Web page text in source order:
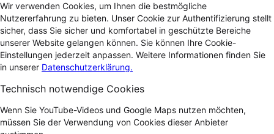
Wir verwenden Cookies, um Ihnen die bestmögliche
Nutzererfahrung zu bieten. Unser Cookie zur Authentifizierung stellt
sicher, dass Sie sicher und komfortabel in geschützte Bereiche
unserer Website gelangen können. Sie können Ihre Cookie-
Einstellungen jederzeit anpassen. Weitere Informationen finden Sie
in unserer Datenschutzerklärung.
Technisch notwendige Cookies
Wenn Sie YouTube-Videos und Google Maps nutzen möchten,
müssen Sie der Verwendung von Cookies dieser Anbieter